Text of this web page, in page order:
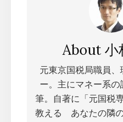
About小
元東京国税局職員、
ー。主にマネー系
筆。自著に「元国税
教える あなたの隣